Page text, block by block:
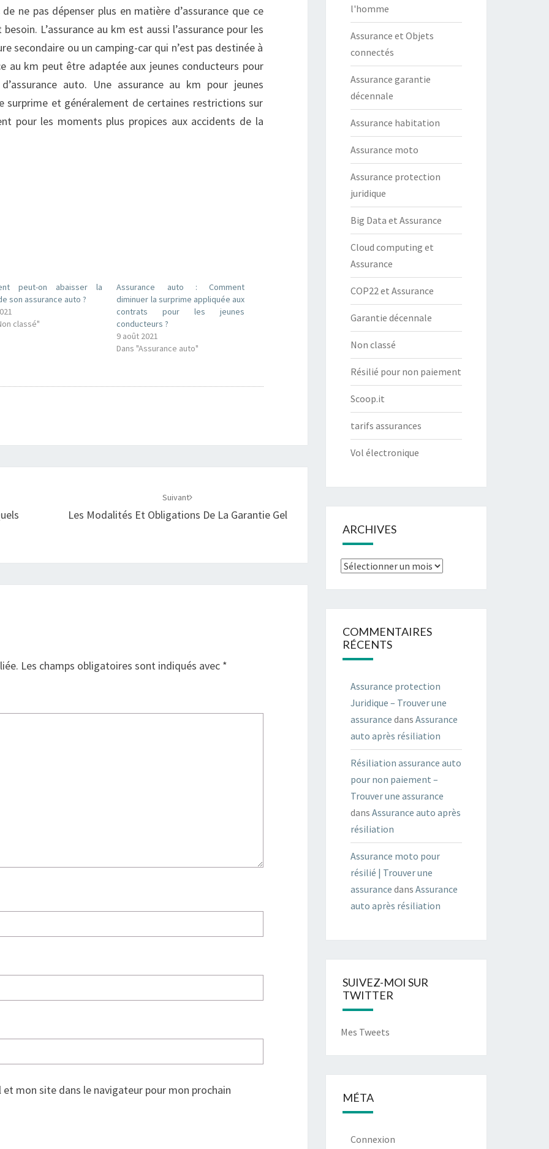
ne pas dépenser plus en matière d’assurance que ce
L’assurance au km est aussi l’assurance pour les
secondaire ou un camping-car qui n’est pas destinée à
au km peut être adaptée aux jeunes conducteurs pour
auto. Une assurance au km pour jeunes
surprime et généralement de certaines restrictions sur
pour les moments plus propices aux accidents de la
peut-on abaisser la
son assurance auto ?
classé"
Assurance auto : Comment
diminuer la surprime appliquée aux
contrats pour les jeunes
conducteurs ?
9 août 2021
Dans "Assurance auto"
Suivant
Les Modalités Et Obligations De La Garantie Gel
Les champs obligatoires sont indiqués avec *
mon site dans le navigateur pour mon prochain
l'homme
Assurance et Objets
connectés
Assurance garantie
décennale
Assurance habitation
Assurance moto
Assurance protection
juridique
Big Data et Assurance
Cloud computing et
Assurance
COP22 et Assurance
Garantie décennale
Non classé
Résilié pour non paiement
Scoop.it
tarifs assurances
Vol électronique
ARCHIVES
Archives
COMMENTAIRES
RÉCENTS
Assurance protection
Juridique – Trouver une
assurance dans Assurance
auto après résiliation
Résiliation assurance auto
pour non paiement –
Trouver une assurance
dans Assurance auto après
résiliation
Assurance moto pour
résilié | Trouver une
assurance dans Assurance
auto après résiliation
SUIVEZ-MOI SUR
TWITTER
Mes Tweets
MÉTA
Connexion